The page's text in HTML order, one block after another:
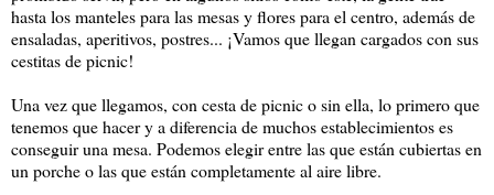
hasta los manteles para las mesas y flores para el centro, además de
ensaladas, aperitivos, postres... ¡Vamos que llegan cargados con sus
cestitas de picnic!
Una vez que llegamos, con cesta de picnic o sin ella, lo primero que
tenemos que hacer y a diferencia de muchos establecimientos es
conseguir una mesa. Podemos elegir entre las que están cubiertas en
un porche o las que están completamente al aire libre.